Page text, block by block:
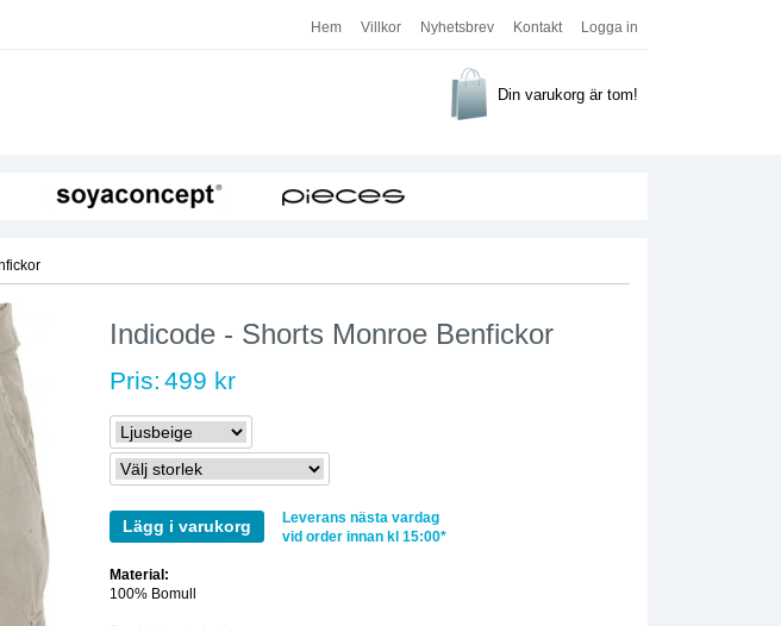
Hem Villkor Nyhetsbrev Kontakt Logga in
Din varukorg är tom!
Indicode - Shorts Monroe Benfickor
Pris: 499 kr
Lägg i varukorg
Leverans nästa vardag
vid order innan kl 15:00*
Material:
100% Bomull